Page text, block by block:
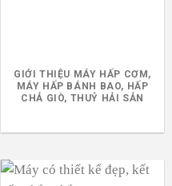
GIỚI THIỆU MÁY HẤP CƠM,
MÁY HẤP BÁNH BAO, HẤP
CHẢ GIÒ, THUỶ HẢI SẢN